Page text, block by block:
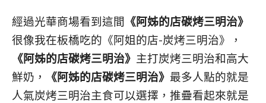
經過光華商場看到這間 《阿姊的店碳烤三明治》
很像我在板橋吃的《阿姐的店-炭烤三明治》，
《阿姊的店碳烤三明治》 主打炭烤三明治和高大
鮮奶，
《阿姊的店碳烤三明治》 最多人點的就是
人氣炭烤三明治主食可以選擇，推疊看起來就是